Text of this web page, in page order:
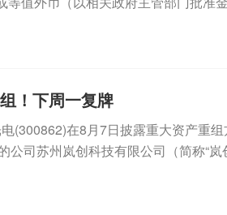
！下周一复牌
(300862)在8月7日披露重大资产重
公司苏州岚创科技有限公司（简称“岚